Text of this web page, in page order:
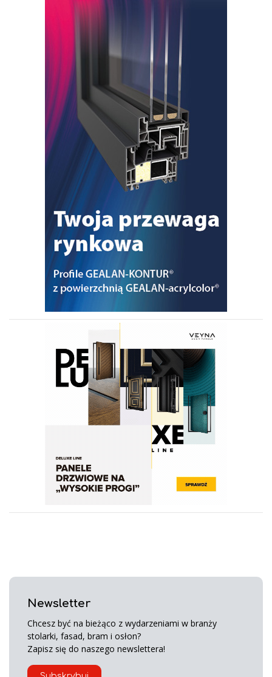
Newsletter
Chcesz być na bieżąco z wydarzeniami w branży
stolarki, fasad, bram i osłon?
Zapisz się do naszego newslettera!